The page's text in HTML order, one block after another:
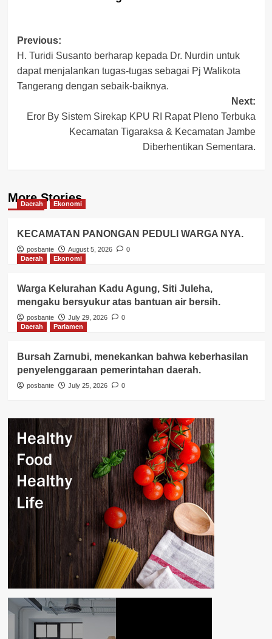
Post
navigation
Previous:
H. Turidi Susanto berharap kepada Dr. Nurdin untuk
dapat menjalankan tugas-tugas sebagai Pj Walikota
Tangerang dengan sebaik-baiknya.
Next:
Eror By Sistem Sirekap KPU RI Rapat Pleno Terbuka
Kecamatan Tigaraksa & Kecamatan Jambe
Diberhentikan Sementara.
More Stories
Daerah Ekonomi
KECAMATAN PANONGAN PEDULI WARGA NYA.
posbante August 5, 2026
0
Daerah
Ekonomi
Warga Kelurahan Kadu Agung, Siti Juleha,
mengaku bersyukur atas bantuan air bersih.
posbante July 29, 2026
0
Daerah
Parlamen
Bursah Zarnubi, menekankan bahwa keberhasilan
penyelenggaraan pemerintahan daerah.
posbante July 25, 2026 0